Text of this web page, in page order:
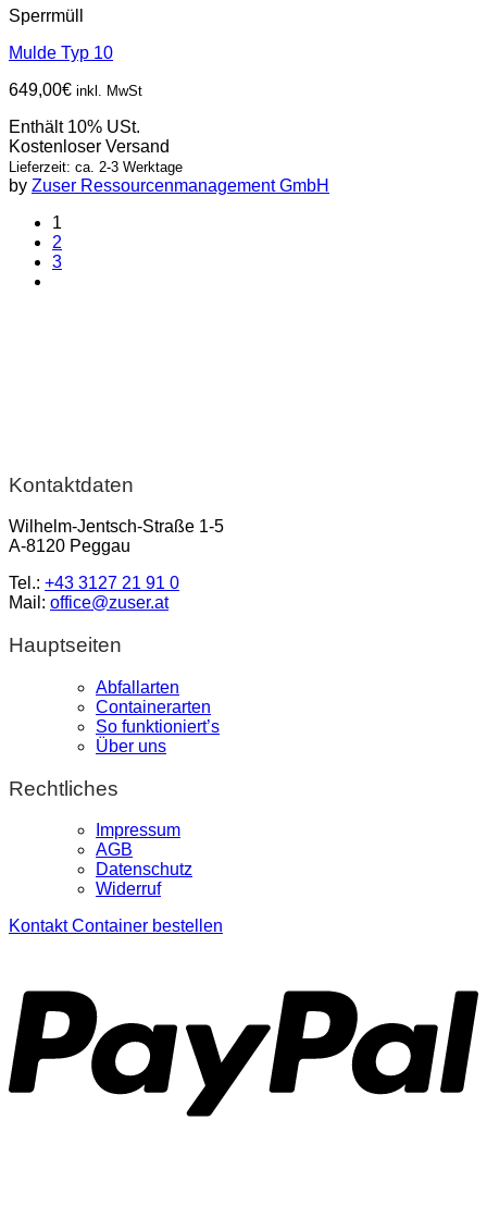
Sperrmüll
Mulde Typ 10
649,00€ inkl. MwSt
Enthält 10% USt.
Kostenloser Versand
Lieferzeit: ca. 2-3 Werktage
by Zuser Ressourcenmanagement GmbH
1
2
3
Kontaktdaten
Wilhelm-Jentsch-Straße 1-5
A-8120 Peggau
Tel.: +43 3127 21 91 0
Mail: office@zuser.at
Hauptseiten
Abfallarten
Containerarten
So funktioniert’s
Über uns
Rechtliches
Impressum
AGB
Datenschutz
Widerruf
Kontakt Container bestellen